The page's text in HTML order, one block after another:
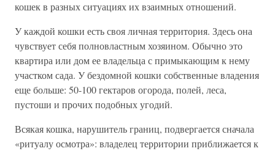
кошек в разных ситуациях их взаимных отношений.
У каждой кошки есть своя личная территория. Здесь она
чувствует себя полновластным хозяином. Обычно это
квартира или дом ее владельца с примыкающим к нему
участком сада. У бездомной кошки собственные владения
еще больше: 50-100 гектаров огорода, полей, леса,
пустоши и прочих подобных угодий.
Всякая кошка, нарушитель границ, подвергается сначала
«ритуалу осмотра»: владелец территории приближается к